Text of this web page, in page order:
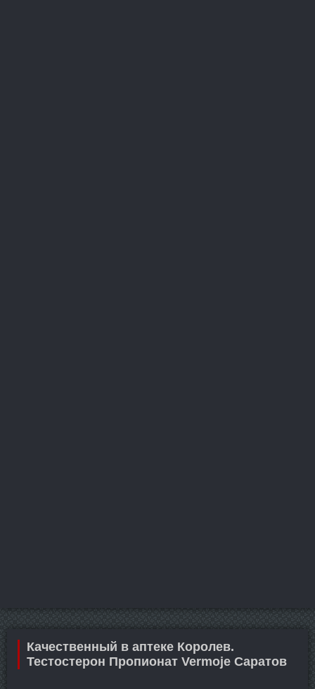
Качественный в аптеке Королев.
Тестостерон Пропионат Vermoje Саратов